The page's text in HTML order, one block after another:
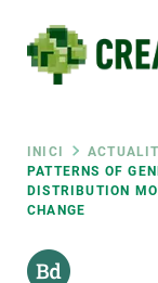
contingut
Fil
INICI
PATTERNS OF
DISTRIBUTION
CHANGE
RRSS
INTRANET